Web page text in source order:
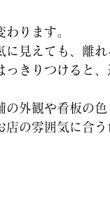
ります。
に見えても、離
きりつけると、
の外観や看板の
店の雰囲気に合